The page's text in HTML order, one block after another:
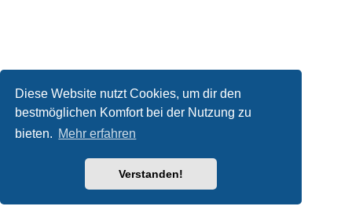
Diese Website nutzt Cookies, um dir den
bestmöglichen Komfort bei der Nutzung zu
bieten. Mehr erfahren
Verstanden!